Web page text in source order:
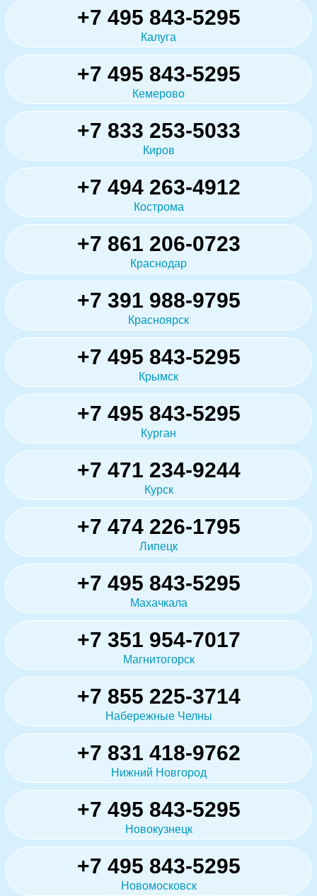
+7 495 843-5295
Калуга
+7 495 843-5295
Кемерово
+7 833 253-5033
Киров
+7 494 263-4912
Кострома
+7 861 206-0723
Краснодар
+7 391 988-9795
Красноярск
+7 495 843-5295
Крымск
+7 495 843-5295
Курган
+7 471 234-9244
Курск
+7 474 226-1795
Липецк
+7 495 843-5295
Махачкала
+7 351 954-7017
Магнитогорск
+7 855 225-3714
Набережные Челны
+7 831 418-9762
Нижний Новгород
+7 495 843-5295
Новокузнецк
+7 495 843-5295
Новомосковск